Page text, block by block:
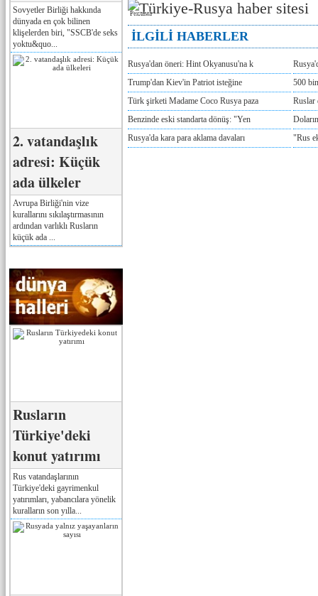
Sovyetler Birliği hakkında
dünyada en çok bilinen
klişelerden biri, "SSCB'de seks
yoktu&quo...
2. vatandaşlık
adresi: Küçük
ada ülkeler
Avrupa Birliği'nin vize
kurallarını sıkılaştırmasının
ardından varlıklı Rusların
küçük ada ...
Rusların
Türkiye'deki
konut yatırımı
Rus vatandaşlarının
Türkiye'deki gayrimenkul
yatırımları, yabancılara yönelik
kuralların son yılla...
Реклама
İLGİLİ HABERLER
Rusya'dan öneri: Hint Okyanusu'na k
Trump'dan Kiev'in Patriot isteğine
500
Türk şirketi Madame Coco Rusya paza
Ruslar
Benzinde eski standarta dönüş: "Yen
Rusya'da kara para aklama davaları
"Rus